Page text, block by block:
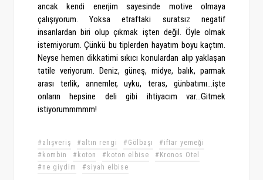
ancak kendi enerjim sayesinde motive olmaya
çalışıyorum. Yoksa etraftaki suratsız negatif
insanlardan biri olup çıkmak işten değil. Öyle olmak
istemiyorum. Çünkü bu tiplerden hayatım boyu kaçtım.
Neyse hemen dikkatimi sıkıcı konulardan alıp yaklaşan
tatile veriyorum. Deniz, güneş, midye, balık, parmak
arası terlik, annemler, uyku, teras, günbatımı...işte
onların hepsine deli gibi ihtiyacım var...Gitmek
istiyorummmmm!
#alışveriş #altın rengi #Gölbaşı
#iftar yemeği
#kombin
#koton #koton elbise
#Kronos Otel
#ne giydim
#siyah elbise